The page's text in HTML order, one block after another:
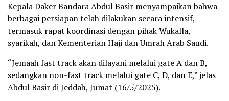
Kepala Daker Bandara Abdul Basir menyampaikan bahwa
berbagai persiapan telah dilakukan secara intensif,
termasuk rapat koordinasi dengan pihak Wukalla,
syarikah, dan Kementerian Haji dan Umrah Arab Saudi.
“Jemaah fast track akan dilayani melalui gate A dan B,
sedangkan non-fast track melalui gate C, D, dan E,” jelas
Abdul Basir di Jeddah, Jumat (16/5/2025).